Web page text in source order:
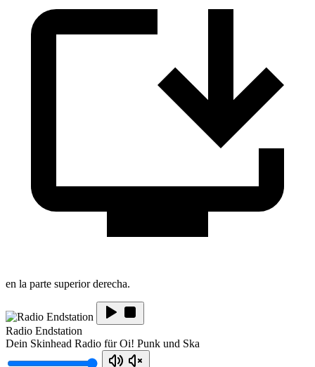
en la parte superior derecha.
Radio Endstation
Dein Skinhead Radio für Oi! Punk und Ska